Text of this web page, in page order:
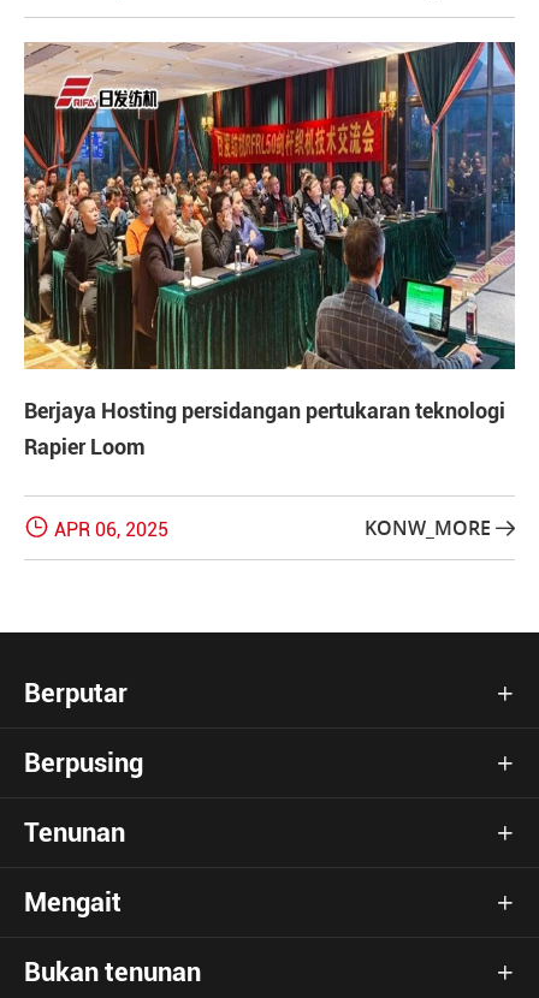
Berjaya Hosting persidangan pertukaran teknologi
Rapier Loom
 APR 06, 2025 KONW_MORE 
Berputar 
Berpusing 
Tenunan 
Mengait 
Bukan tenunan 